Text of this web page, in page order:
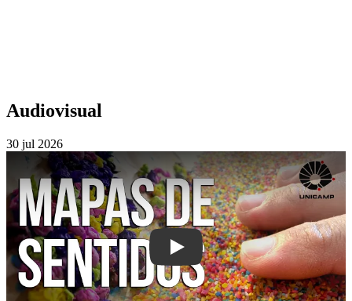
Audiovisual
30 jul 2026
Play